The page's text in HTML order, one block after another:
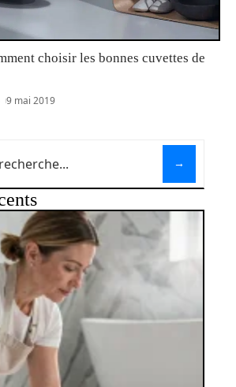
choisir les bonnes cuvettes de
9 mai 2019